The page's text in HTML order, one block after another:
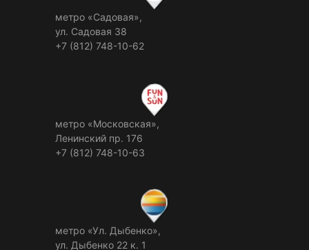
метро «Садовая»,
ул. Садовая 38
+7 (812) 748-10-62
метро «Московская»,
Ленинский пр. 176
+7 (812) 748-10-63
метро «Ул. Дыбенко»,
ул. Дыбенко 22 к. 1